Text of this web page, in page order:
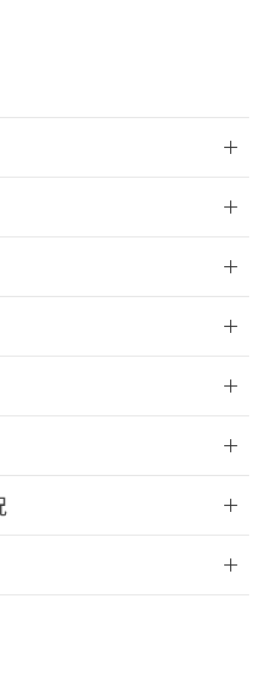
影響
会員登録
利用者が、当社の製
者とは、
て"
の「1.共同利
）の非含有証明書
（当社基準）
で非含有を証明す
非含有を証明する
ル酸エステル類４
完了までの期間は出
することから備考
り割愛しておりま